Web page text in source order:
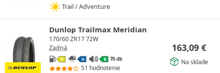
Trail / Adventure
Dunlop Trailmax Meridian
170/60 ZR17 72W
Zadná
C A B 70 db
51 hodnotenie
163,09 €
Na sklade